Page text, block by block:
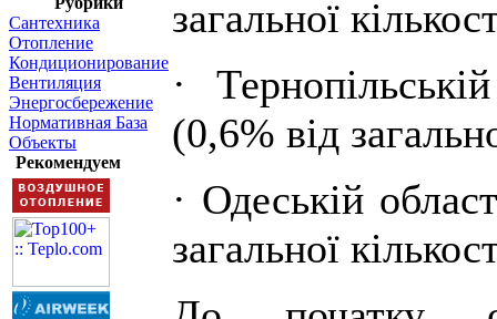
Сантехника
Отопление
Кондиционирование
Вентиляция
Энергосбережение
Нормативная База
Объекты
Рекомендуем
загальної
·
(0,6% від
· Одеській
загальної